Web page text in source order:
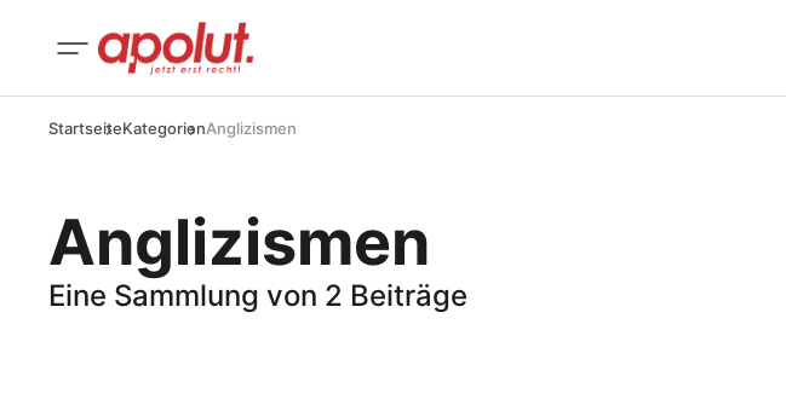
StartseiteKategorienAnglizismen
Anglizismen
Eine Sammlung von 2 Beiträge